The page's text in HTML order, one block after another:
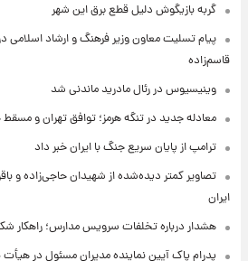
گربه بازیگوش دلیل قطع برق این شهر
پیام تسلیت معاون وزیر فرهنگ و ارشاد اسلامی
قاسم‌زاده
وینیسیوس در رئال مادرید ماندنی شد
معادله جدید در تنگه هرمز؛ توافق تهران و مسقط
ترامپ از پایان سریع جنگ با ایران خبر داد
تصاویر کمتر دیده‌شده از شهیدان حاجی‌زاده و
ایران
هشدار درباره تخلفات سرویس مدارس؛ راهکار
پدرام پاک آیین نماینده مدیران مسئول در